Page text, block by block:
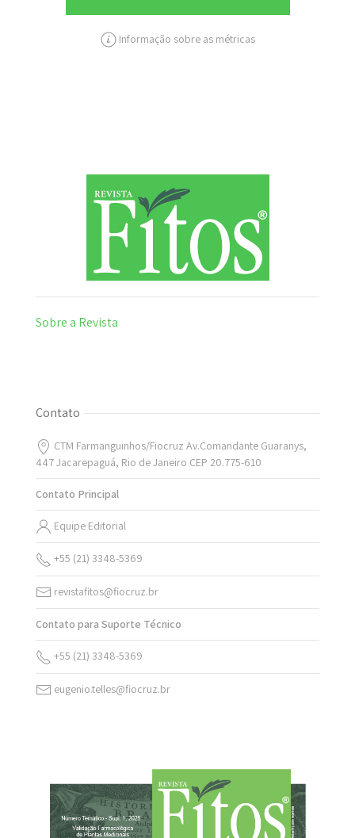
Informação sobre as métricas
Sobre a Revista
Contato
CTM Farmanguinhos/Fiocruz Av.Comandante Guaranys,
447 Jacarepaguá, Rio de Janeiro CEP 20.775-610
Contato Principal
Equipe Editorial
+55 (21) 3348-5369
revistafitos@fiocruz.br
Contato para Suporte Técnico
+55 (21) 3348-5369
eugenio.telles@fiocruz.br